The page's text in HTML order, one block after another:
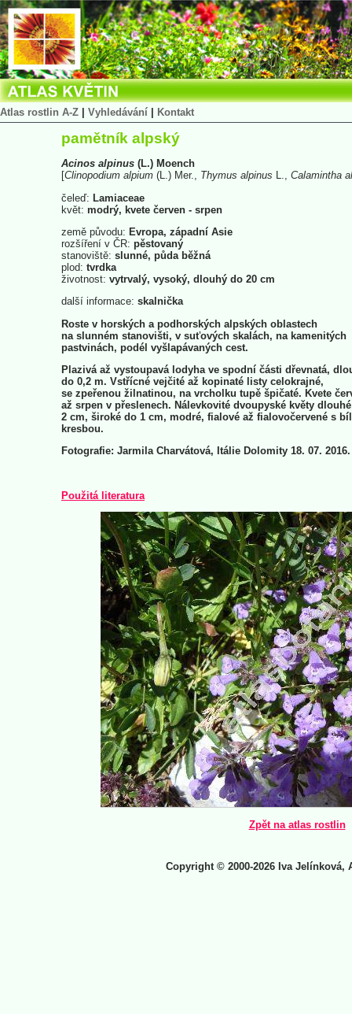
Atlas rostlin A-Z Vyhledávání Kontakt
pamětník alpský
Acinos alpinus (L.) Moench
[Clinopodium alpium (L.) Mer., Thymus alpinus L., Calamintha
čeleď: Lamiaceae
květ: modrý, kvete červen - srpen
země původu: Evropa, západní Asie
rozšíření v ČR: pěstovaný
stanoviště: slunné, půda běžná
plod: tvrdka
životnost: vytrvalý, vysoký, dlouhý do 20 cm
další informace: skalnička
Roste v horských a podhorských alpských oblastech
na slunném stanovišti, v suťových skalách, na kamenitých
pastvinách, podél vyšlapávaných cest.
Plazivá až vystoupavá lodyha ve spodní části dřevnatá,
do 0,2 m. Vstřícné vejčité až kopinaté listy celokrajné,
se zpeřenou žilnatinou, na vrcholku tupě špičaté. Kvete
až srpen v přeslenech. Nálevkovité dvoupyské květy dlouhé
2 cm, široké do 1 cm, modré, fialové až fialovočervené s
kresbou.
Fotografie: Jarmila Charvátová, Itálie Dolomity 18. 07. 2016.
Použitá literatura
Zpět na atlas rostlin
Copyright © 2000-2026 Iva Jelínková,